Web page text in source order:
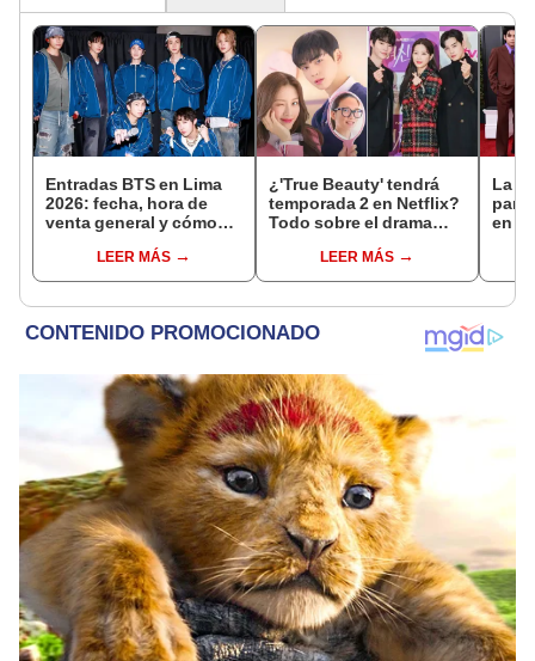
Entradas BTS en Lima
2026: fecha, hora de
venta general y cómo
Ticketmaster
LEER MÁS
¿'True Beauty' tendrá
temporada 2 en Netflix?
Todo sobre el drama
por Cha Eun Woo.
LEER MÁS
La
para
en